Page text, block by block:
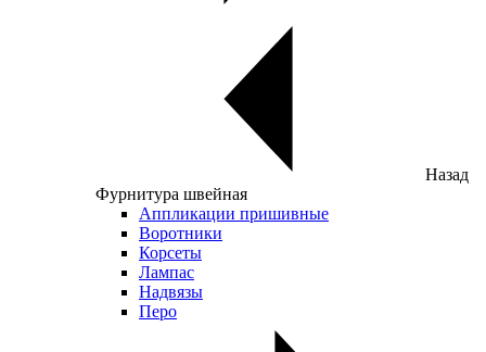
Назад
Фурнитура швейная
Аппликации пришивные
Воротники
Корсеты
Лампас
Надвязы
Перо